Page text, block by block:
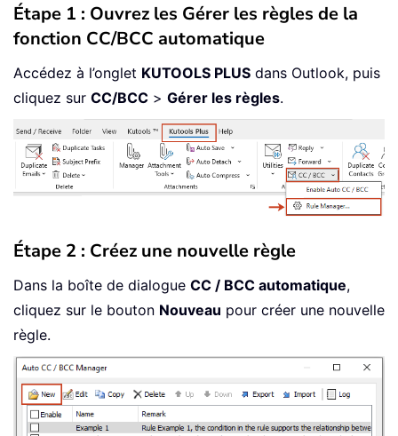
Étape 1 : Ouvrez les Gérer les règles de la
fonction CC/BCC automatique
Accédez à l’onglet KUTOOLS PLUS dans Outlook, puis
cliquez sur CC/BCC > Gérer les règles.
Étape 2 : Créez une nouvelle règle
Dans la boîte de dialogue CC / BCC automatique,
cliquez sur le bouton Nouveau pour créer une nouvelle
règle.